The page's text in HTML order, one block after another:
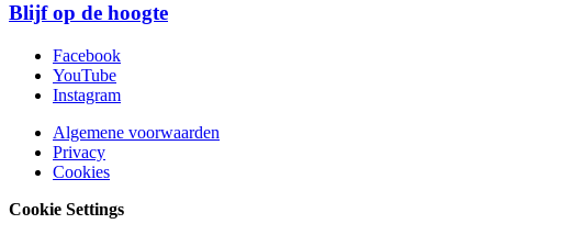
Blijf op de hoogte
Facebook
YouTube
Instagram
Algemene voorwaarden
Privacy
Cookies
Cookie Settings